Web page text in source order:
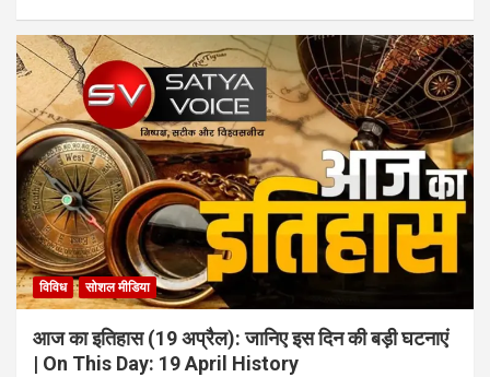
विविध सोशल मीडिया
आज का इतिहास (19 अप्रैल): जानिए इस दिन की बड़ी घटनाएं
| On This Day: 19 April History